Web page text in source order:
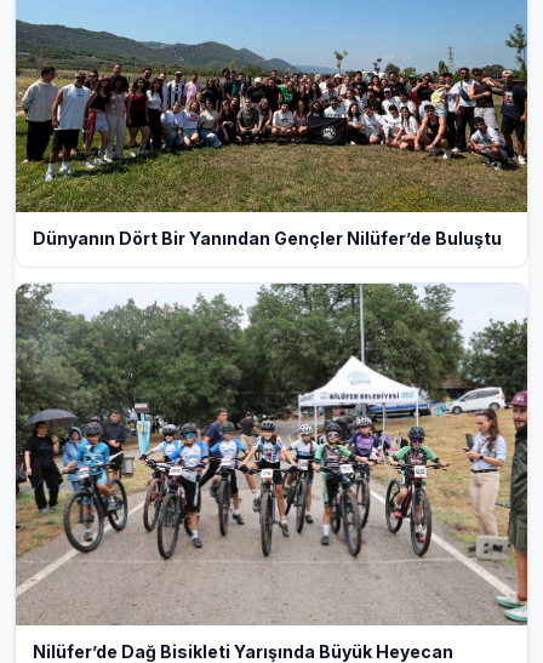
Dünyanın Dört Bir Yanından Gençler Nilüfer’de Buluştu
Nilüfer’de Dağ Bisikleti Yarışında Büyük Heyecan